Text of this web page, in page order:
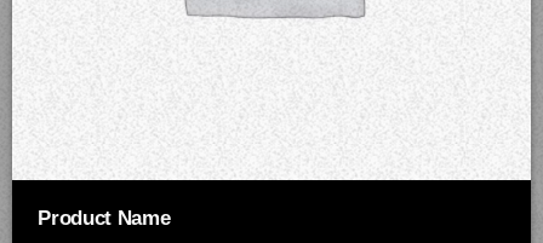
Product Name